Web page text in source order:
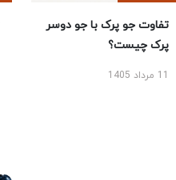
تفاوت جو پرک با جو دوسر
پرک چیست؟
11 مرداد 1405